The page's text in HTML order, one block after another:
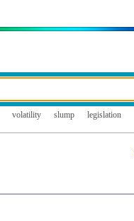
volatility slump legislation